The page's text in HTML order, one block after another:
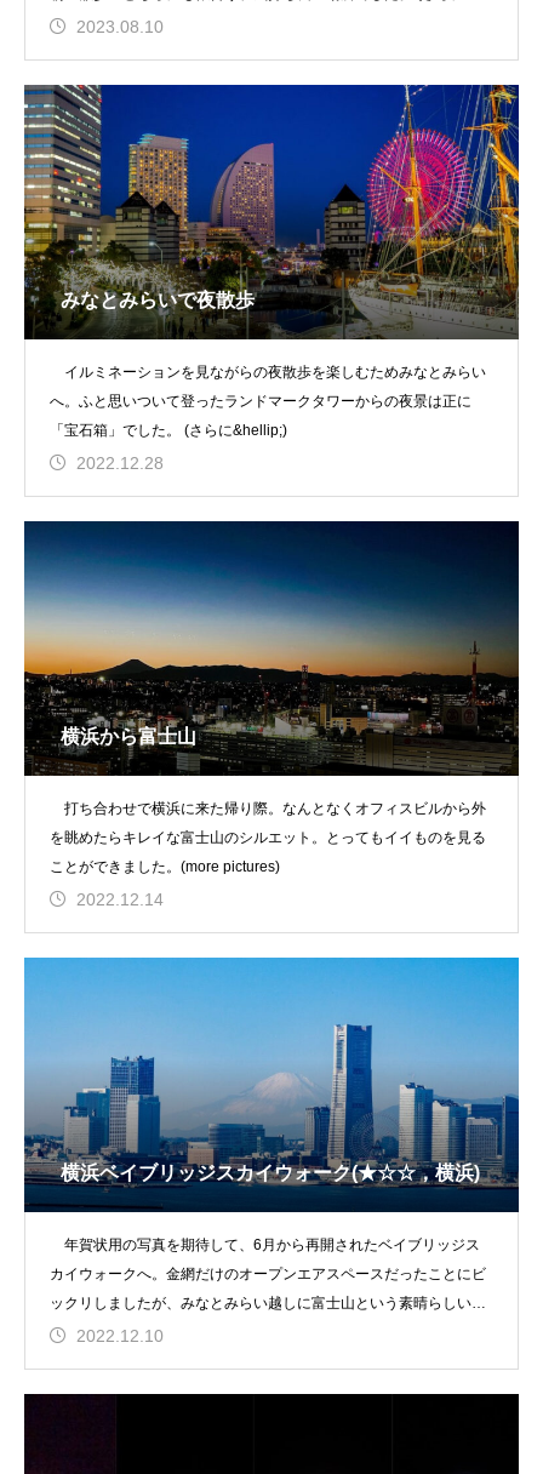
&hellip;)2023.08.10
みなとみらいで夜散歩
イルミネーションを見ながらの夜散歩を楽しむためみなとみらい
へ。ふと思いついて登ったランドマークタワーからの夜景は正に
「宝石箱」でした。 (さらに&hellip;)
2022.12.28
横浜から富士山
打ち合わせで横浜に来た帰り際。なんとなくオフィスビルから外
を眺めたらキレイな富士山のシルエット。とってもイイものを見る
ことができました。(more pictures)
2022.12.14
横浜ベイブリッジスカイウォーク(★☆☆，横浜)
年賀状用の写真を期待して、6月から再開されたベイブリッジス
カイウォークへ。金網だけのオープンエアスペースだったことにビ
ックリしましたが、みなとみらい越しに富士山という素晴らしい景
色を楽しむことができ
2022.12.10